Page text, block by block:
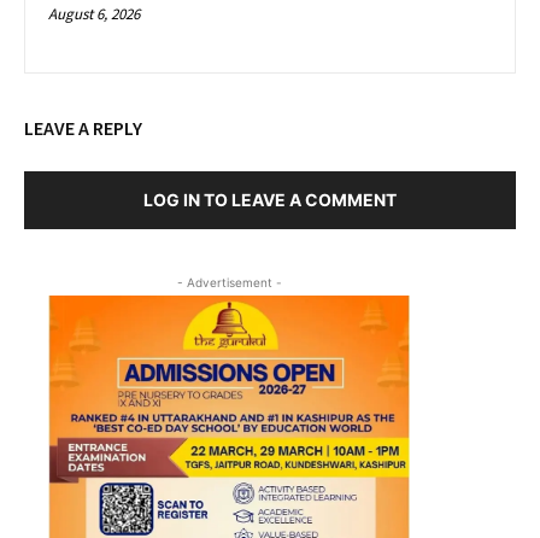
August 6, 2026
LEAVE A REPLY
LOG IN TO LEAVE A COMMENT
- Advertisement -